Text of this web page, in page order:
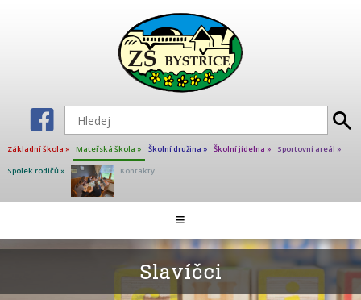
Základní škola » Mateřská škola » Školní družina » Školní jídelna » Sportovní areál »
Spolek rodičů » Kontakty
≡
Školní jídelna
Školné
Slavíčci